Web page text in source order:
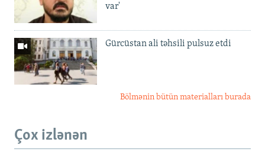
var'
Gürcüstan ali təhsili pulsuz etdi
Bölmənin bütün materialları burada
Çox izlənən